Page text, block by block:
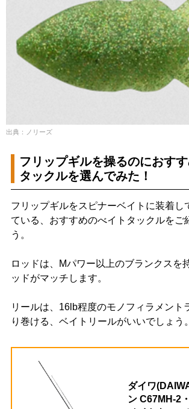
出典：ノリーズ
フリップギルを操るのにおす
タックルを選んでみた！
フリップギルをスピナーベイトに装着し
ている、おすすめのべイトタックルをご
う。
ロッドは、Mパワー以上のブランクスを
ッドがマッチします。
リールは、16lb程度のモノフィラメント
り巻ける、ベイトリールがいいでしょう。
ダイワ
ン C67MH-2